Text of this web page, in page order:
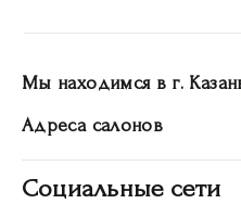
Мы находимся в г.
Адреса салонов
Социальные сети